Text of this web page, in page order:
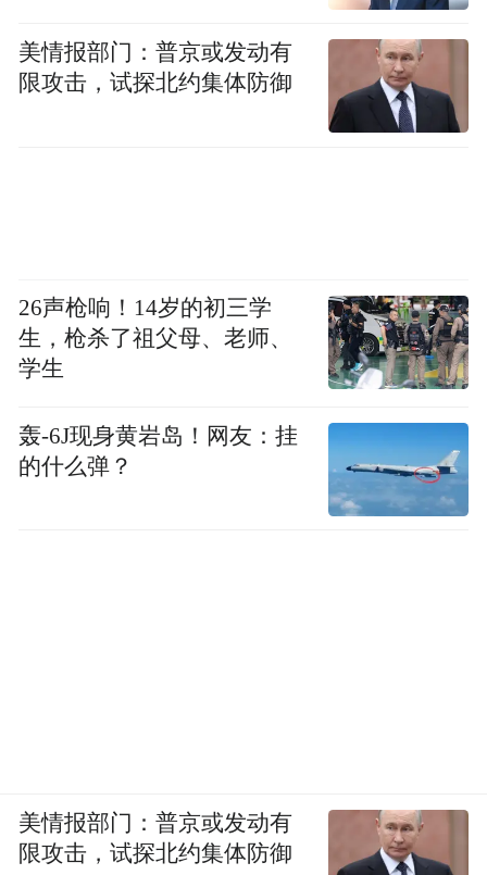
美情报部门：普京或发动有
限攻击，试探北约集体防御
26声枪响！14岁的初三学
生，枪杀了祖父母、老师、
学生
轰-6J现身黄岩岛！网友：挂
的什么弹？
美情报部门：普京或发动有
限攻击，试探北约集体防御